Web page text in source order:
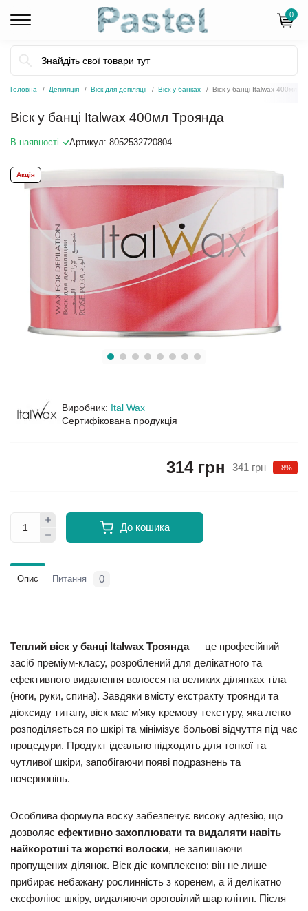
0
Головна Депіляція Віск для депіляціі Віск у банках Віск у банці Italwax 400мл
Віск у банці Italwax 400мл Троянда
В наявності Артикул: 8052532720804
Акція
Виробник: Ital Wax
Сертифікована продукція
341 грн -8%
314 грн
До кошика
Опис Питання 0
Теплий віск у банці Italwax Троянда— це професійний
засіб преміум-класу, розроблений для делікатного та
ефективного видалення волосся на великих ділянках тіла
(ноги, руки, спина). Завдяки вмісту екстракту троянди та
діоксиду титану, віск має м’яку кремову текстуру, яка легко
розподіляється по шкірі та мінімізує больові відчуття під час
процедури. Продукт ідеально підходить для тонкої та
чутливої шкіри, запобігаючи появі подразнень та
почервонінь.
Особлива формула воску забезпечує високу адгезію, що
дозволяє ефективно захоплювати та видаляти навіть
найкоротші та жорсткі волоски, не залишаючи
пропущених ділянок. Віск діє комплексно: він не лише
прибирає небажану рослинність з коренем, а й делікатно
ексфоліює шкіру, видаляючи ороговілий шар клітин. Після